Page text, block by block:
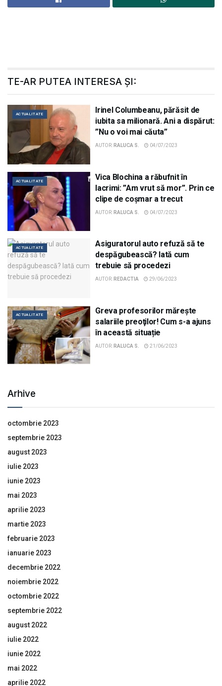
TE-AR PUTEA INTERESA ȘI:
ACTUALITATE
Irinel Columbeanu, părăsit de
iubita sa milionară. Ani a dispărut:
”Nu o voi mai căuta”
AUTOR: RALUCA S. 04/07/2023
ACTUALITATE
Vica Blochina a răbufnit în
lacrimi: ”Am vrut să mor”. Prin ce
clipe de coșmar a trecut
AUTOR: RALUCA S. 04/07/2023
ACTUALITATE
Asiguratorul auto refuză să te
despăgubească? Iată cum
trebuie să procedezi
AUTOR: REDACTIA 29/06/2023
ACTUALITATE
Greva profesorilor măreşte
salariile preoţilor! Cum s-a ajuns
în această situație
AUTOR: RALUCA S. 21/06/2023
Arhive
octombrie 2023
septembrie 2023
august 2023
iulie 2023
iunie 2023
mai 2023
aprilie 2023
martie 2023
februarie 2023
ianuarie 2023
decembrie 2022
noiembrie 2022
octombrie 2022
septembrie 2022
august 2022
iulie 2022
iunie 2022
mai 2022
aprilie 2022